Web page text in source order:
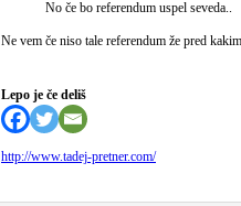
No če bo referendum uspel seveda..
Ne vem če niso tale referendum že pred
Lepo je če deliš
http://www.tadej-pretner.com/